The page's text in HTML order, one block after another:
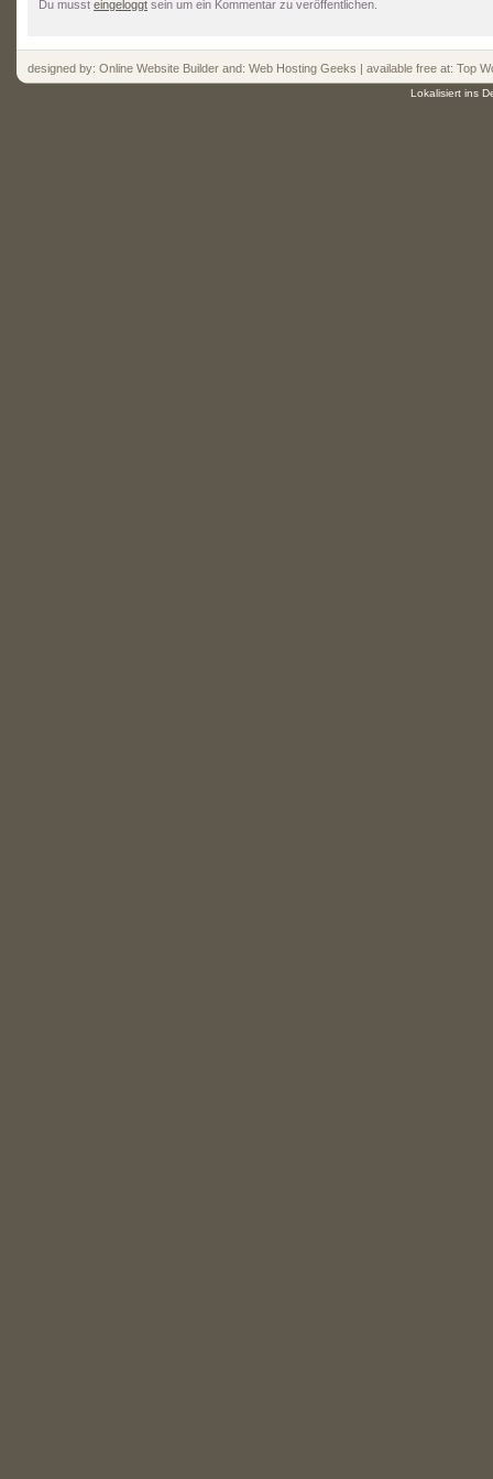
Du musst eingeloggt sein um ein Kommentar zu veröffentlichen.
designed by: Online Website Builder and: Web Hosting Geeks | available free at: Top
Lokalisiert ins